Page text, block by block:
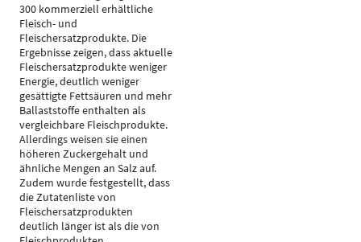
300 kommerziell erhältliche
Fleisch- und
Fleischersatzprodukte. Die
Ergebnisse zeigen, dass aktuelle
Fleischersatzprodukte weniger
Energie, deutlich weniger
gesättigte Fettsäuren und mehr
Ballaststoffe enthalten als
vergleichbare Fleischprodukte.
Allerdings weisen sie einen
höheren Zuckergehalt und
ähnliche Mengen an Salz auf.
Zudem wurde festgestellt, dass
die Zutatenliste von
Fleischersatzprodukten
deutlich länger ist als die von